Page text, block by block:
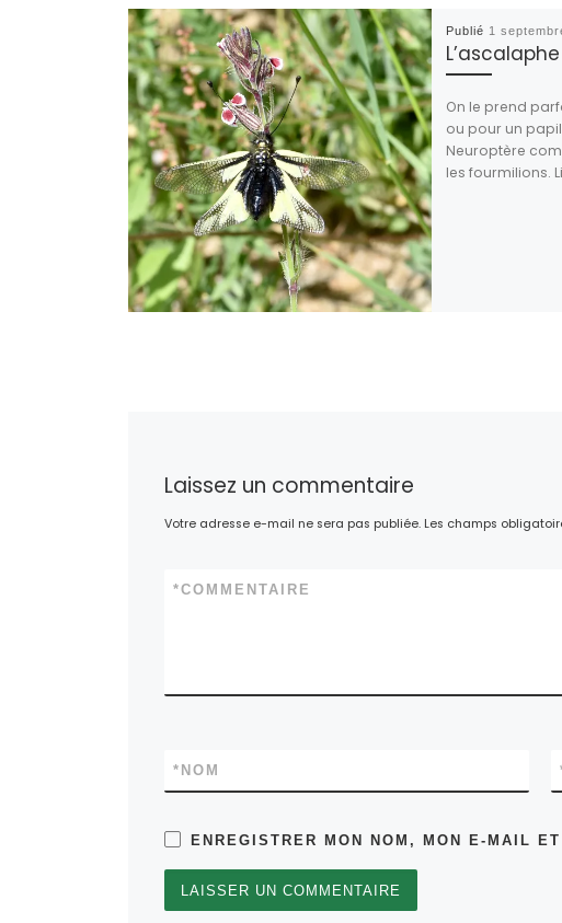
Publié 1
On le prend
ou pour un
Neuroptère
les fourmilions.
Laissez un commentaire
Votre adresse e-mail ne sera pas publiée. Les champs
COMMENTAIRE
*
NOM
*
ENREGISTRER MON NOM, MON E-MAIL